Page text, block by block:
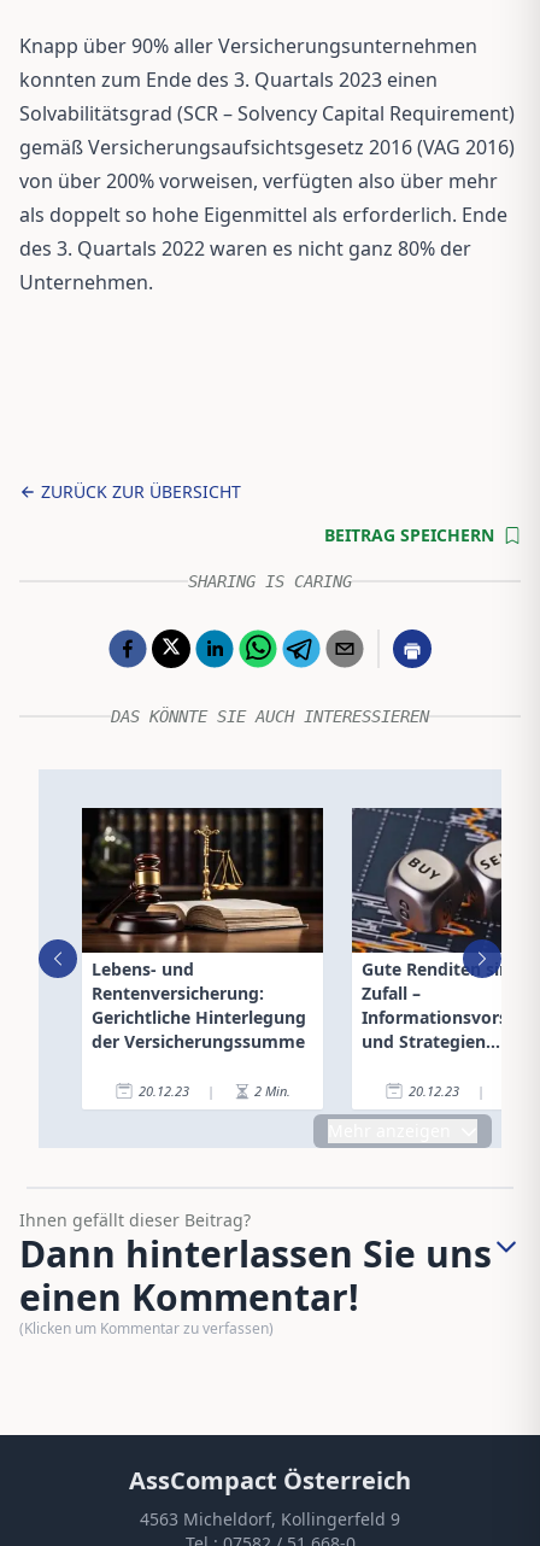
Knapp über 90% aller Versicherungsunternehmen
konnten zum Ende des 3. Quartals 2023 einen
Solvabilitätsgrad (SCR – Solvency Capital Requirement)
gemäß Versicherungsaufsichtsgesetz 2016 (VAG 2016)
von über 200% vorweisen, verfügten also über mehr
als doppelt so hohe Eigenmittel als erforderlich. Ende
des 3. Quartals 2022 waren es nicht ganz 80% der
Unternehmen.
ZURÜCK ZUR ÜBERSICHT
BEITRAG SPEICHERN
SHARING IS CARING
DAS KÖNNTE SIE AUCH INTERESSIEREN
Lebens- und
Rentenversicherung:
Gerichtliche Hinterlegung
der Versicherungssumme
20.12.23 | 2 Min.
Gute Renditen sind
Zufall –
und Strategien
20.12.23 |
Ihnen gefällt dieser Beitrag?
Dann hinterlassen Sie uns
einen Kommentar!
(Klicken um Kommentar zu verfassen)
AssCompact Österreich
4563 Micheldorf, Kollingerfeld 9